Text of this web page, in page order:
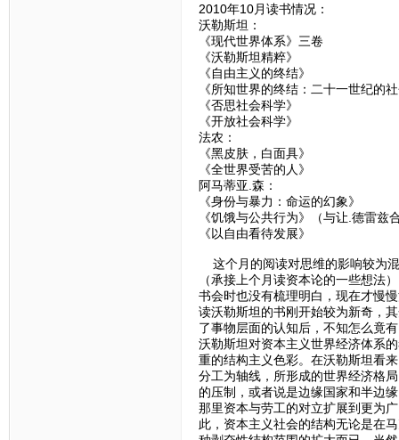
2010年10月读书情况：
沃勒斯坦：
《现代世界体系》三卷
《沃勒斯坦精粹》
《自由主义的终结》
《所知世界的终结：二十一世纪的
《否思社会科学》
《开放社会科学》
法农：
《黑皮肤，白面具》
《全世界受苦的人》
阿马蒂亚.森：
《身份与暴力：命运的幻象》
《饥饿与公共行为》（与让.德雷兹
《以自由看待发展》
这个月的阅读对思维的影响较为
（承接上个月读资本论的一些想法
书会时也没有梳理明白，现在才慢
读沃勒斯坦的书刚开始较为新奇，
了事物层面的认知后，不知怎么竟
沃勒斯坦对资本主义世界经济体系
重的结构主义色彩。在沃勒斯坦看
分工为轴线，所形成的世界经济格
的压制，或者说是边缘国家和半边
那里资本与劳工的对立扩展到更为
此，资本主义社会的结构无论是在